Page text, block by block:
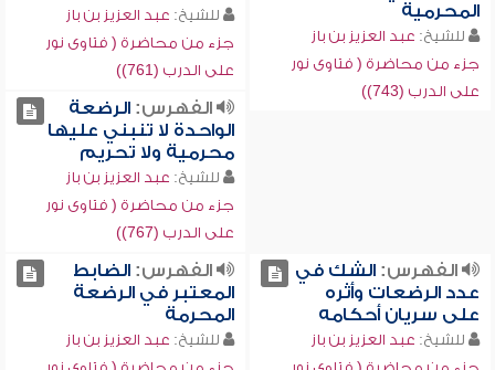
المحرمية
للشيخ: عبد العزيز بن باز
جزء من محاضرة ( فتاوى نور
على الدرب (743))
للشيخ: عبد العزيز بن باز
جزء من محاضرة ( فتاوى نور
على الدرب (761))
الفهرس:الرضعة
الواحدة لا تنبني عليها
محرمية ولا تحريم
للشيخ: عبد العزيز بن باز
جزء من محاضرة ( فتاوى نور
على الدرب (767))
الفهرس:الشك في
عدد الرضعات وأثره
على سريان أحكامه
للشيخ: عبد العزيز بن باز
الفهرس:الضابط
المعتبر في الرضعة
المحرمة
للشيخ: عبد العزيز بن باز